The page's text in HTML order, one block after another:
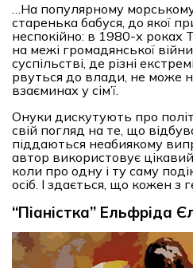
…На популярному
старенька бабуся, до якої
неспокійно: в 1980-х роках
на межі громадянської
суспільстві, де різні
рвуться до влади, не може
взаєминах у сім’ї.
Онуки дискутують про
свій погляд на те, що
піддаються неабиякому
автор використовує
коли про одну і ту саму
осіб. І здається, що кожен з
“Піаністка” Ельфріда